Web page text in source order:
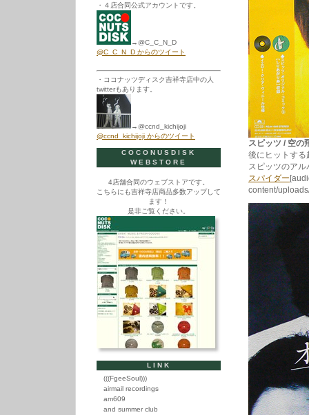
スピッツ / 空の
後にヒットする
スピッツのア
スパイダー
content/
・４店合同公式アカウントです。
→@C_C_N_D
@C_C_N_D からのツイート
・ココナッツディスク吉祥寺店中の人
twitterもあります。
→@ccnd_kichijoji
@ccnd_kichijoji からのツイート
COCONUSDISK
WEBSTORE
4店舗合同のウェブストアです。
こちらにも吉祥寺店商品多数アップして
ます！
是非ご覧ください。
LINK
(((FgeeSoul)))
airmail recordings
am609
and summer club